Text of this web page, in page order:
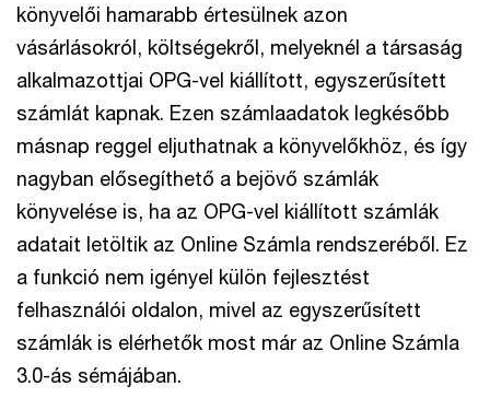
könyvelői hamarabb értesülnek azon
vásárlásokról, költségekről, melyeknél a társaság
alkalmazottjai OPG-vel kiállított, egyszerűsített
számlát kapnak. Ezen számlaadatok legkésőbb
másnap reggel eljuthatnak a könyvelőkhöz, és így
nagyban elősegíthető a bejövő számlák
könyvelése is, ha az OPG-vel kiállított számlák
adatait letöltik az Online Számla rendszeréből. Ez
a funkció nem igényel külön fejlesztést
felhasználói oldalon, mivel az egyszerűsített
számlák is elérhetők most már az Online Számla
3.0-ás sémájában.